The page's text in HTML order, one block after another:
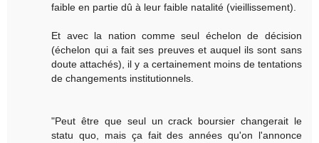
faible en partie dû à leur faible natalité (vieillissement).
Et avec la nation comme seul échelon de décision
(échelon qui a fait ses preuves et auquel ils sont sans
doute attachés), il y a certainement moins de tentations
de changements institutionnels.
"Peut être que seul un crack boursier changerait le
statu quo, mais ça fait des années qu'on l'annonce